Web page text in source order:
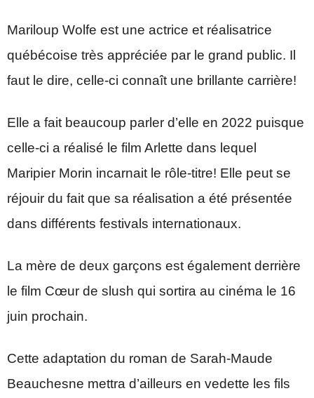
Mariloup Wolfe est une actrice et réalisatrice
québécoise très appréciée par le grand public. Il
faut le dire, celle-ci connaît une brillante carrière!
Elle a fait beaucoup parler d’elle en 2022 puisque
celle-ci a réalisé le film Arlette dans lequel
Maripier Morin incarnait le rôle-titre! Elle peut se
réjouir du fait que sa réalisation a été présentée
dans différents festivals internationaux.
La mère de deux garçons est également derrière
le film Cœur de slush qui sortira au cinéma le 16
juin prochain.
Cette adaptation du roman de Sarah-Maude
Beauchesne mettra d’ailleurs en vedette les fils